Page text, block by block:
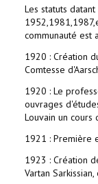
Les statuts
communauté est
1920 : Création
Comtesse
1920 : Le
ouvrages
Louvain un cours
1921 : Première
1923 : Création
Vartan